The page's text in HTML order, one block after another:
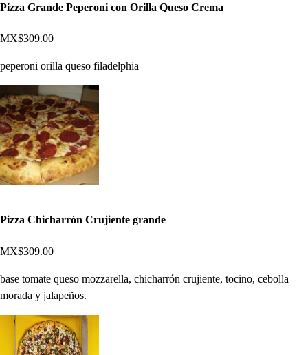
Pizza Grande Peperoni con Orilla Queso Crema
MX$309.00
peperoni orilla queso filadelphia
Pizza Chicharrón Crujiente grande
MX$309.00
base tomate queso mozzarella, chicharrón crujiente, tocino, cebolla
morada y jalapeños.